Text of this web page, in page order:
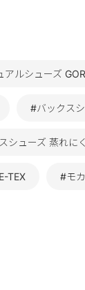
アルシューズ
#バックス
シューズ 蒸れに
TEX #モ